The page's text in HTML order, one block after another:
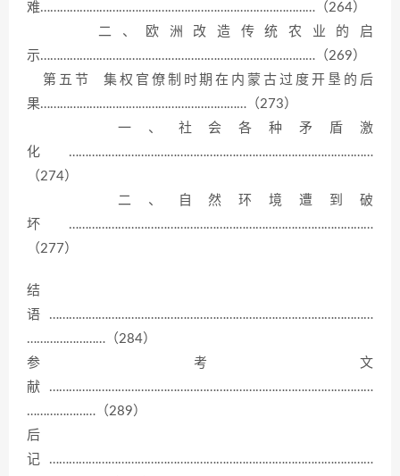
难…………………………………………………………………………（264）
二、欧洲改造传统农业的启
示…………………………………………………………………………（269）
第五节 集权官僚制时期在内蒙古过度开垦的后
果………………………………………………………（273）
一、社会各种矛盾激
化…………………………………………………………………………………
（274）
二、自然环境遭到破
坏…………………………………………………………………………………
（277）
结
语………………………………………………………………………………………
……………………（284）
参考文
献………………………………………………………………………………………
…………………（289）
后
记………………………………………………………………………………………